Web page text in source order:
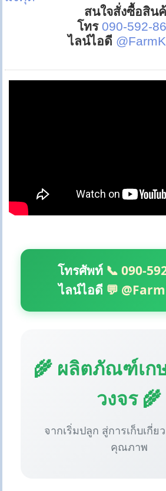
สนใจสั่งซื้อสิน
โทร 090-592-
ไลน์ไอดี
โทรศัพท์ 📞 090-
ไลน์ไอดี 💬
🌾 ผลิตภัณฑ์เก
วงจร 🌾
จากเริ่มปลูก สู่การเก็บเกี่ย
คุณภาพ